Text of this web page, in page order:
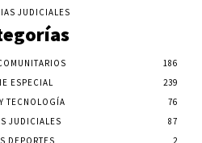
JUDICIALES
186
ESPECIAL
239
TECNOLOGÍA
76
JUDICIALES
87
DEPORTES
2